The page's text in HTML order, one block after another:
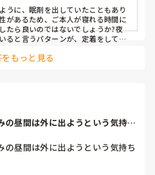
うに、眠剤を出していたこともあり
があるため、ご本人が寝れる時間に
たら良いのではないでしょうか?夜
ると言うパターンが、定着をしてい
な気がします
もっと見る
の昼間は外に出ようという気持ち
の昼間は外に出ようという気持ち
辛い。